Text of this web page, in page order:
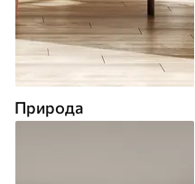
Природа